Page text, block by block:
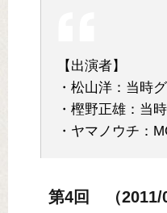
【出演者】
・松山洋：当時
・樫野正雄：当
・ヤマノウチ：
第4回 （2011/